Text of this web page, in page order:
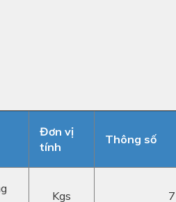
Đơn vị
tính
Thông số
Kgs